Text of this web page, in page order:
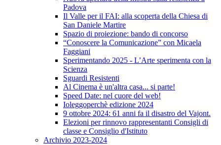
Padova
Il Valle per il FAI: alla scoperta della Chiesa di
San Daniele Martire
Spazio di proiezione: bando di concorso
“Conoscere la Comunicazione” con Micaela
Faggiani
Sperimentando 2025 - L’Arte sperimenta con la
Scienza
Sguardi Resistenti
Al Cinema è un'altra casa... si parte!
Speed Date: nel cuore del web!
Ioleggoperchè edizione 2024
9 ottobre 2024: 61 anni fa il disastro del Vajont.
Elezioni per rinnovo rappresentanti Consigli di
classe e Consiglio d'Istituto
Archivio 2023-2024